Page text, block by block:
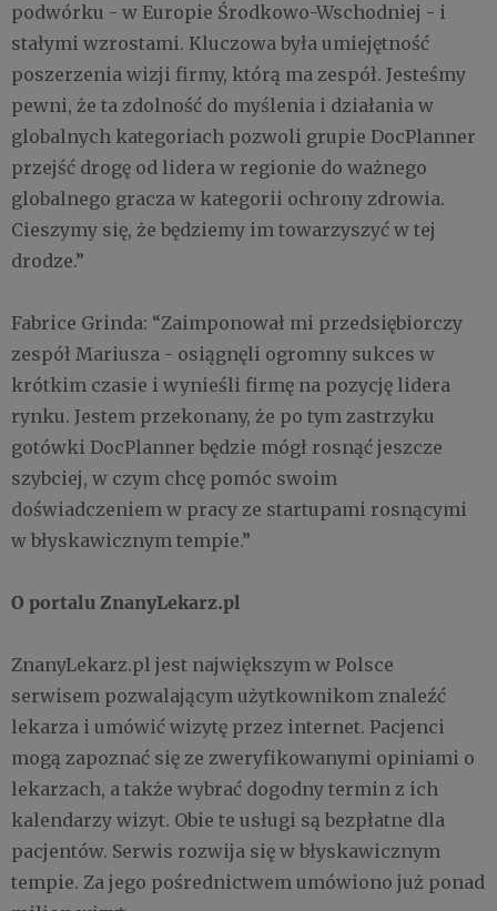
podwórku - w Europie Środkowo-Wschodniej - i
stałymi wzrostami. Kluczowa była umiejętność
poszerzenia wizji firmy, którą ma zespół. Jesteśmy
pewni, że ta zdolność do myślenia i działania w
globalnych kategoriach pozwoli grupie DocPlanner
przejść drogę od lidera w regionie do ważnego
globalnego gracza w kategorii ochrony zdrowia.
Cieszymy się, że będziemy im towarzyszyć w tej
drodze.”
Fabrice Grinda: “Zaimponował mi przedsiębiorczy
zespół Mariusza - osiągnęli ogromny sukces w
krótkim czasie i wynieśli firmę na pozycję lidera
rynku. Jestem przekonany, że po tym zastrzyku
gotówki DocPlanner będzie mógł rosnąć jeszcze
szybciej, w czym chcę pomóc swoim
doświadczeniem w pracy ze startupami rosnącymi
w błyskawicznym tempie.”
O portalu ZnanyLekarz.pl
ZnanyLekarz.pl jest największym w Polsce
serwisem pozwalającym użytkownikom znaleźć
lekarza i umówić wizytę przez internet. Pacjenci
mogą zapoznać się ze zweryfikowanymi opiniami o
lekarzach, a także wybrać dogodny termin z ich
kalendarzy wizyt. Obie te usługi są bezpłatne dla
pacjentów. Serwis rozwija się w błyskawicznym
tempie. Za jego pośrednictwem umówiono już ponad